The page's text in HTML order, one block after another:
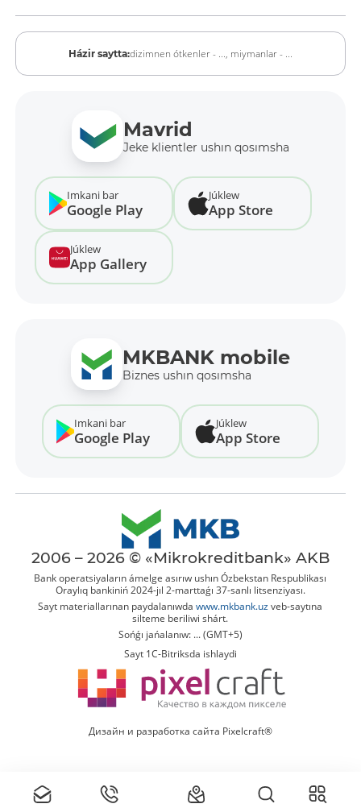
Házir saytta:dizimnen ótkenler - ..., miymanlar - ...
Mavrid
Jeke klientler ushın qosımsha
Imkani bar
Google Play
Júklew
App Store
Júklew
App Gallery
MKBANK mobile
Biznes ushın qosımsha
Imkani bar
Google Play
Júklew
App Store
2006 – 2026 © «Mikrokreditbank» AKB
Bank operatsiyaların ámelge asırıw ushın Ózbekstan Respublikası
Oraylıq bankiniń 2024-jıl 2-marttaǵı 37-sanlı litsenziyası.
Sayt materiallarınan paydalanıwdawww.mkbank.uz veb-saytına
silteme beriliwi shárt.
Sońǵı jańalanıw: ... (GMT+5)
Sayt 1C-Bitriksda ishlaydi
Дизайн и разработка сайта Pixelcraft®